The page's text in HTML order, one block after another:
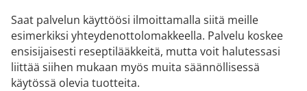
Saat palvelun käyttöösi ilmoittamalla siitä meille
esimerkiksi yhteydenottolomakkeella. Palvelu koskee
ensisijaisesti reseptilääkkeitä, mutta voit halutessasi
liittää siihen mukaan myös muita säännöllisessä
käytössä olevia tuotteita.